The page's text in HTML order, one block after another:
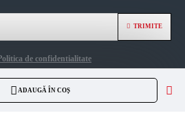
ADAUGĂ ÎN COȘ
TRIMITE
de confidentialitate